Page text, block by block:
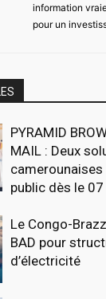
information
pour un
PYRAMID
MAIL : Deux
public dès le
Le Congo-
BAD pour
d’électricité